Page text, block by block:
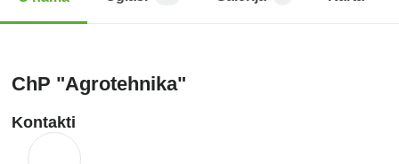
ChP "Agrotehnika"
Kontakti